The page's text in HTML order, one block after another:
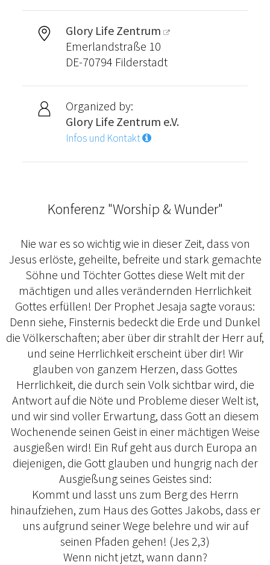
Glory Life Zentrum
Emerlandstraße 10
DE-70794 Filderstadt
Organized by:
Glory Life Zentrum e.V.
Infos und Kontakt
Konferenz "Worship & Wunder"
Nie war es so wichtig wie in dieser Zeit, dass von
Jesus erlöste, geheilte, befreite und stark gemachte
Söhne und Töchter Gottes diese Welt mit der
mächtigen und alles verändernden Herrlichkeit
Gottes erfüllen! Der Prophet Jesaja sagte voraus:
Denn siehe, Finsternis bedeckt die Erde und Dunkel
die Völkerschaften; aber über dir strahlt der Herr auf,
und seine Herrlichkeit erscheint über dir! Wir
glauben von ganzem Herzen, dass Gottes
Herrlichkeit, die durch sein Volk sichtbar wird, die
Antwort auf die Nöte und Probleme dieser Welt ist,
und wir sind voller Erwartung, dass Gott an diesem
Wochenende seinen Geist in einer mächtigen Weise
ausgießen wird! Ein Ruf geht aus durch Europa an
diejenigen, die Gott glauben und hungrig nach der
Ausgießung seines Geistes sind:
Kommt und lasst uns zum Berg des Herrn
hinaufziehen, zum Haus des Gottes Jakobs, dass er
uns aufgrund seiner Wege belehre und wir auf
seinen Pfaden gehen! (Jes 2,3)
Wenn nicht jetzt, wann dann?